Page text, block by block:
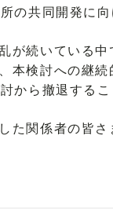
の共同開発に
続いている
本検討への継
から撤退するこ
関係者の皆さ